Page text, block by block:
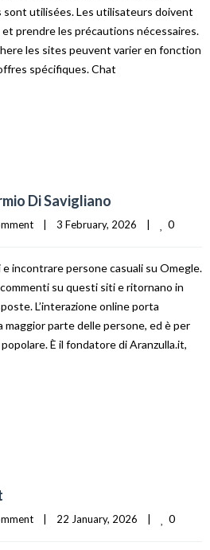
utilisées. Les utilisateurs doivent
prendre les précautions nécessaires.
les sites peuvent varier en fonction
spécifiques. Chat
Di Savigliano
3 February, 2026 0
incontrare persone casuali su Omegle.
su questi siti e ritornano in
L’interazione online porta
parte delle persone, ed è per
È il fondatore di Aranzulla.it,
22 January, 2026 0